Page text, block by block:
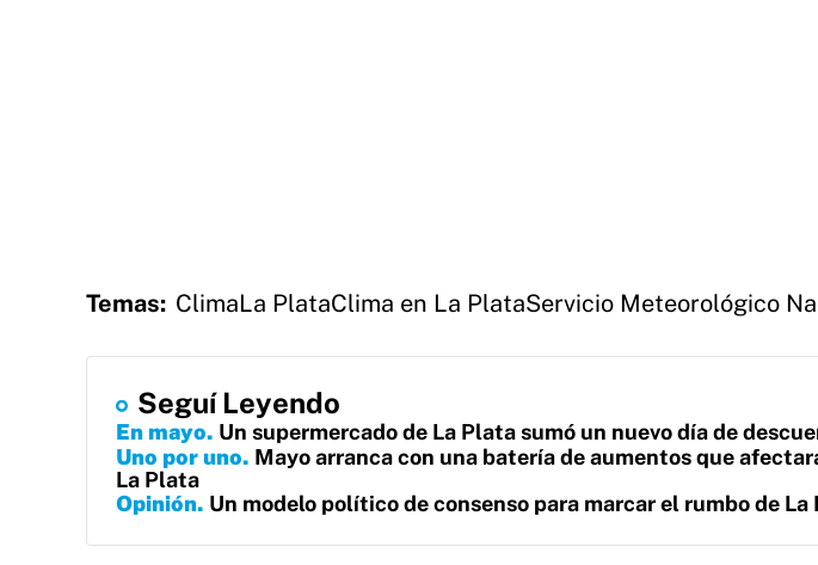
Temas: ClimaLa PlataClima en La PlataServicio Meteorológico
Seguí Leyendo
En mayo Un supermercado de La Plata sumó un nuevo día de
Uno por uno Mayo arranca con una batería de aumentos que
La Plata
Opinión Un modelo político de consenso para marcar el rumbo de